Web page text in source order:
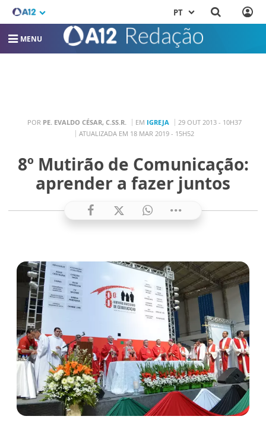
PT
MENU
POR PE. EVALDO CÉSAR, C.SS.R. EM IGREJA
29 OUT 2013 - 10H37
ATUALIZADA EM 18 MAR 2019 - 15H52
8º Mutirão de Comunicação:
aprender a fazer juntos